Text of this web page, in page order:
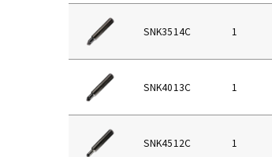
SNK3514C 1
SNK4013C 1
SNK4512C 1